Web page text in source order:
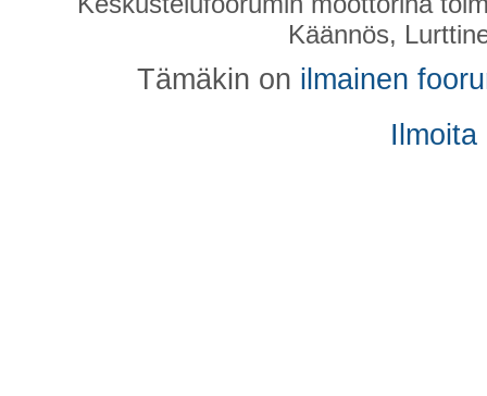
Käännös,
Tämäkin on ilmainen